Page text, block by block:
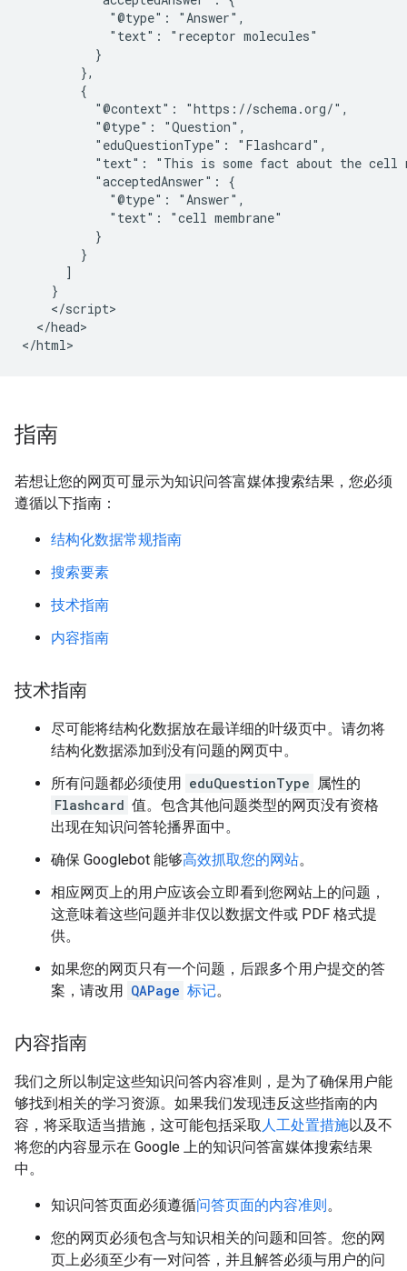
            "@type": "Answer",
            "text": "receptor molecules"
          }
        },
        {
          "@context": "https://schema.org/",
          "@type": "Question",
          "eduQuestionType": "Flashcard",
"text": "This is some fact about the cell
          "acceptedAnswer": {
            "@type": "Answer",
            "text": "cell membrane"
          }
        }
      ]
    }
    </script>
  </head>
</html>
指南
若想让您的网页可显示为知识问答富媒体搜索结果，您必须
遵循以下指南：
结构化数据常规指南
搜索要素
技术指南
内容指南
技术指南
尽可能将结构化数据放在最详细的叶级页中。请勿将
结构化数据添加到没有问题的网页中。
所有问题都必须使用 eduQuestionType 属性的
Flashcard 值。包含其他问题类型的网页没有资格
出现在知识问答轮播界面中。
确保 Googlebot 能够高效抓取您的网站。
相应网页上的用户应该会立即看到您网站上的问题，
这意味着这些问题并非仅以数据文件或 PDF 格式提
供。
如果您的网页只有一个问题，后跟多个用户提交的答
案，请改用 QAPage 标记。
内容指南
我们之所以制定这些知识问答内容准则，是为了确保用户能
够找到相关的学习资源。如果我们发现违反这些指南的内
容，将采取适当措施，这可能包括采取 人工处置措施以及不
将您的内容显示在 Google 上的知识问答富媒体搜索结果
中。
知识问答页面必须遵循问答页面的内容准则。
您的网页必须包含与知识相关的问题和回答。您的网
页上必须至少有一对问答，并且解答必须与用户的问